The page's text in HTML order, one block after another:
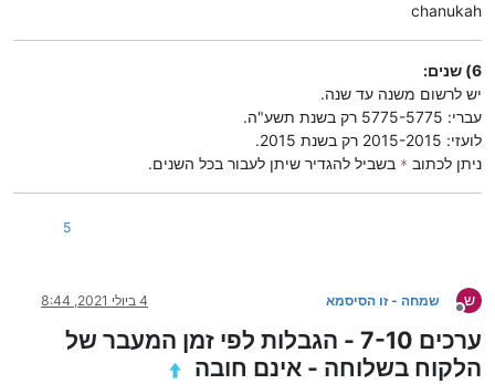
chanukah
6) שנים:
יש לרשום משנה עד שנה.
עברי: 5775-5775 רק בשנת תשע"ה.
לועזי: 2015-2015 רק בשנת 2015.
ניתן לכתוב * בשביל להגדיר שיתן לעבור בכל השנים.
5
ש
מנותק
שמחה - זו הסיסמא 4 ביולי 2021, 8:44
ערכים 7-10 - הגבלות לפי זמן המעבר של
הלקוח בשלוחה - אינם חובה